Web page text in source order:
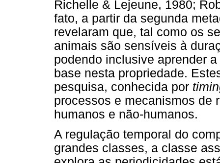
Richelle & Lejeune, 1980;
fato, a partir da segunda
revelaram que, tal como os
animais são sensíveis à
podendo inclusive aprender
base nesta propriedade.
pesquisa, conhecida por
processos e mecanismos de
humanos e não-humanos.
A regulação temporal do
grandes classes, a classe